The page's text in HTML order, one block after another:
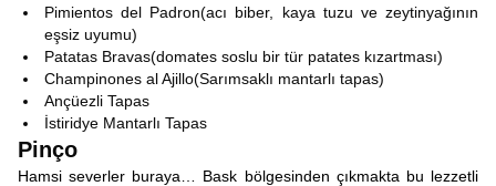
Pimientos del Padron(acı biber, kaya tuzu ve zeytinyağının
eşsiz uyumu)
Patatas Bravas(domates soslu bir tür patates kızartması)
Champinones al Ajillo(Sarımsaklı mantarlı tapas)
Ançüezli Tapas
İstiridye Mantarlı Tapas
Pinço
Hamsi severler buraya… Bask bölgesinden çıkmakta bu lezzetli